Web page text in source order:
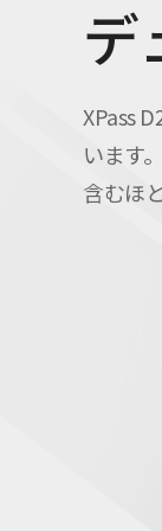
デ
XPass
います
含むほ